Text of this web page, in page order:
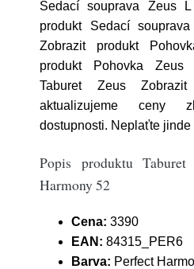
Sedací souprava Zeus
produkt Sedací
Zobrazit produkt
produkt Pohovka
Taburet Zeus Zobrazit
aktualizujeme ceny
dostupnosti. Neplaťte jinde
Popis produktu
Harmony 52
Cena: 3390
EAN: 84315_PER6
Barva: Perfect